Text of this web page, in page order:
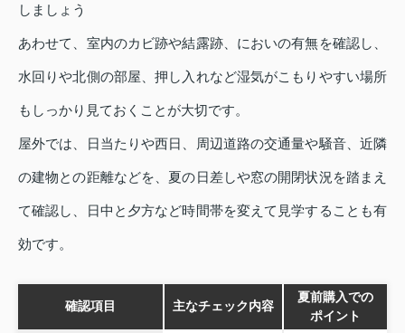
しましょう
あわせて、室内のカビ跡や結露跡、においの有無を確認し、
水回りや北側の部屋、押し入れなど湿気がこもりやすい場所
もしっかり見ておくことが大切です。
屋外では、日当たりや西日、周辺道路の交通量や騒音、近隣
の建物との距離などを、夏の日差しや窓の開閉状況を踏まえ
て確認し、日中と夕方など時間帯を変えて見学することも有
効です。
確認項目 主なチェック内容
夏前購入での
ポイント